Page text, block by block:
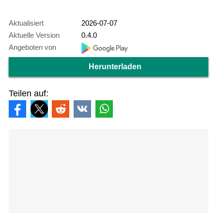
Aktualisiert
2026-07-07
Aktuelle Version
0.4.0
Angeboten von
Herunterladen
Teilen auf: